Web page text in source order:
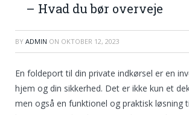
– Hvad du bør overveje
BY ADMIN ON OKTOBER 12, 2023
En foldeport til din private indkørsel er en
hjem og din sikkerhed. Det er ikke kun et
men også en funktionel og praktisk løsning